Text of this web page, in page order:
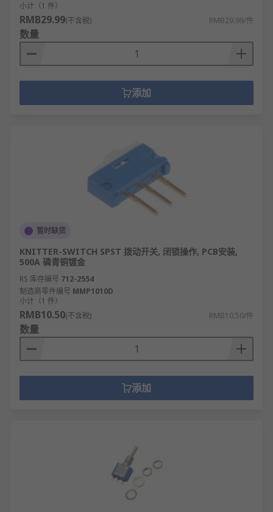
小计（1 件）
RMB29.99(不含税) RMB29.99/件
数量
添加
暂时缺货
KNITTER-SWITCH SPST 拨动开关, 闭锁操作, PCB安装,
500A 磷青铜镀金
RS 库存编号 712-2554
制造商零件编号 MMP1010D
小计（1 件）
RMB10.50(不含税) RMB10.50/件
数量
添加